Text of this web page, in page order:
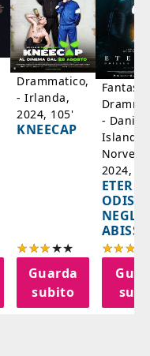
Drammatico,
- Irlanda,
2024, 105'
KNEECAP
Guarda
subito
-
Islanda,
2024,
NEGLI
ABISSI